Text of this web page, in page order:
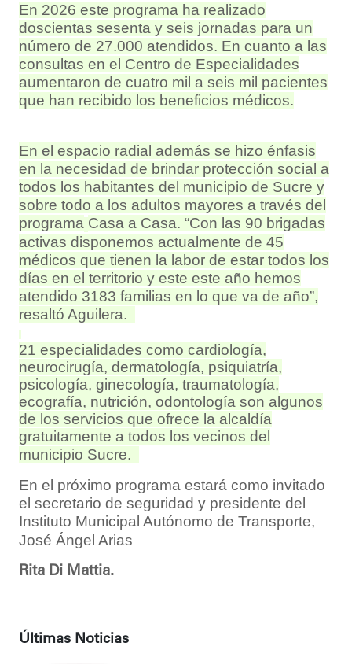
En 2026 este programa ha realizado
doscientas sesenta y seis jornadas para un
número de 27.000 atendidos. En cuanto a las
consultas en el Centro de Especialidades
aumentaron de cuatro mil a seis mil pacientes
que han recibido los beneficios médicos.
En el espacio radial además se hizo énfasis
en la necesidad de brindar protección social a
todos los habitantes del municipio de Sucre y
sobre todo a los adultos mayores a través del
programa Casa a Casa. “Con las 90 brigadas
activas disponemos actualmente de 45
médicos que tienen la labor de estar todos los
días en el territorio y este este año hemos
atendido 3183 familias en lo que va de año”,
resaltó Aguilera.
21 especialidades como cardiología,
neurocirugía, dermatología, psiquiatría,
psicología, ginecología, traumatología,
ecografía, nutrición, odontología son algunos
de los servicios que ofrece la alcaldía
gratuitamente a todos los vecinos del
municipio Sucre.
En el próximo programa estará como invitado
el secretario de seguridad y presidente del
Instituto Municipal Autónomo de Transporte,
José Ángel Arias
Rita Di Mattia.
Últimas Noticias